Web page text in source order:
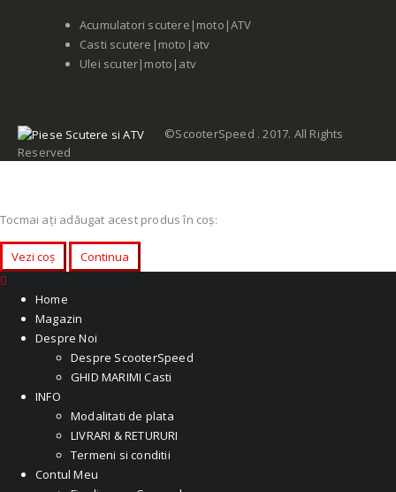
Acumulatori scutere|moto|ATV
Casti scutere|moto|atv
Ulei scuter|moto|atv
©ScooterSpeed . 2017. All Rights
Reserved
Tocmai ați adăugat acest produs în coș:
Vezi coș Continua
Home
Magazin
Despre Noi
Despre ScooterSpeed
GHID MARIMI Casti
INFO
Modalitati de plata
LIVRARI & RETURURI
Termeni si conditii
Contul Meu